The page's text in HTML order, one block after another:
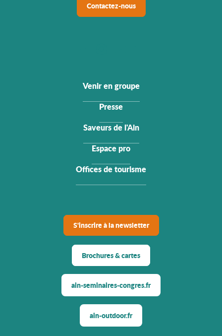
Contactez-nous
Venir en groupe
Presse
Saveurs de l'Ain
Espace pro
Offices de tourisme
S'inscrire à la newsletter
Brochures & cartes
ain-seminaires-congres.fr
ain-outdoor.fr